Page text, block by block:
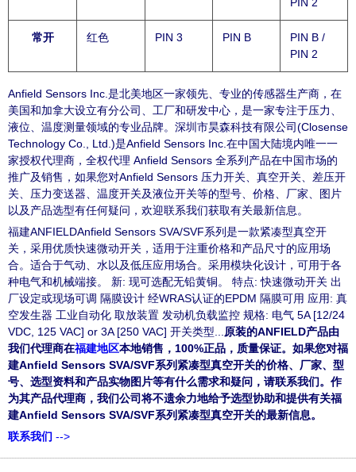
常开 红色 PIN 3 PIN B
PIN B /
PIN 2
Anfield Sensors Inc.是北美地区一家领先、专业的传感器生产商，在
美国和加拿大设立有分公司、工厂和研发中心，是一家专注于压力、
液位、温度测量领域的专业品牌。深圳市昊森科技有限公司(Closense
Technology Co., Ltd.)是Anfield Sensors Inc.在中国大陆境内唯一一
家授权代理商，全权代理 Anfield Sensors 全系列产品在中国市场的
推广及销售，如果您对Anfield Sensors 压力开关、真空开关、差压开
关、压力变送器、温度开关及液位开关等的型号、价格、厂家、图片
以及产品选型有任何疑问，欢迎联系我们获取有关最新信息。
福建ANFIELDAnfield Sensors SVA/SVF系列是一款紧凑型真空开
关，采用优质快速微动开关，适用于注重价格和产品尺寸的应用场
合。适合于气动、水以及低压应用场合。采用模块化设计，可用于各
种电气和机械端接。 新: 现可选配无铅黄铜。 特点: 快速微动开关 出
厂设定或现场可调 隔膜设计 经WRAS认证的EPDM 隔膜可用 应用: 真
空发生器 工业自动化 取放装置 发动机负载监控 规格: 电气 5A [12/24
VDC, 125 VAC] or 3A [250 VAC] 开关类型... 原装的ANFIELD产品由
我们代理商在福建地区本地销售，100%正品，质量保证。如果您对福
建Anfield Sensors SVA/SVF系列紧凑型真空开关的价格、厂家、型
号、选型资料和产品实物图片等有什么需求和疑问，请联系我们。作
为其产品代理商，我们公司将不遗余力地给予选型协助和提供有关福
建Anfield Sensors SVA/SVF系列紧凑型真空开关的最新信息。
联系我们 -->